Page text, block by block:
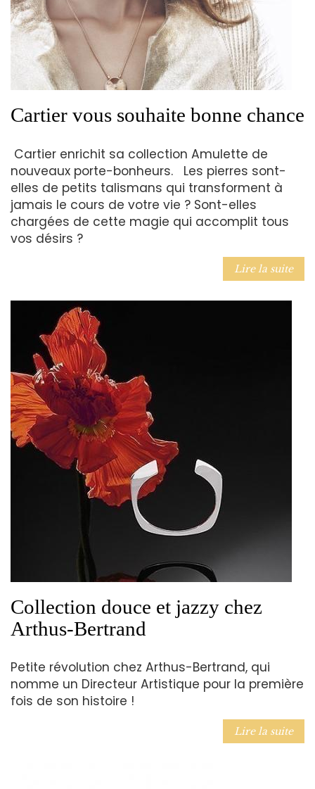
Cartier vous souhaite bonne chance
Cartier enrichit sa collection Amulette de
nouveaux porte-bonheurs. Les pierres sont-
elles de petits talismans qui transforment à
jamais le cours de votre vie ? Sont-elles
chargées de cette magie qui accomplit tous
vos désirs ?
Lire la suite
Collection douce et jazzy chez
Arthus-Bertrand
Petite révolution chez Arthus-Bertrand, qui
nomme un Directeur Artistique pour la première
fois de son histoire !
Lire la suite